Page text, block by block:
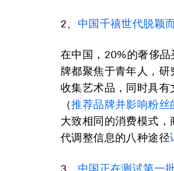
2、 中国千禧世代脱颖
在中国，20%的奢侈
牌都聚焦于青年人，
收集艺术品，同时具
（推荐品牌并影响粉丝
大致相同的消费模式
代调整信息的八种途径